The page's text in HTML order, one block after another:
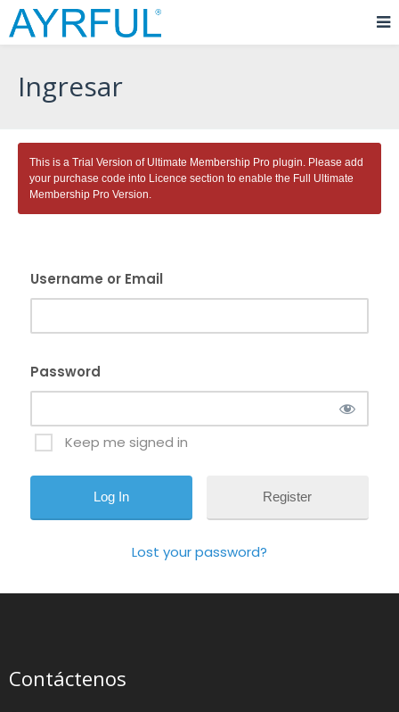
Ingresar
This is a Trial Version of Ultimate Membership Pro plugin. Please add
your purchase code into Licence section to enable the Full Ultimate
Membership Pro Version.
Username or Email
Password
Keep me signed in
Register
Lost your password?
Contáctenos